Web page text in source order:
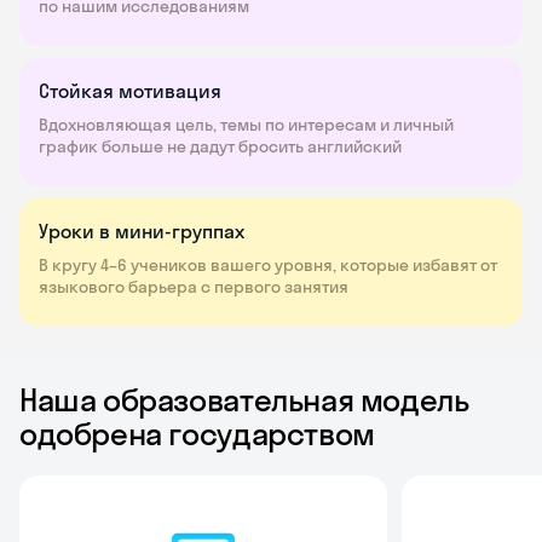
по нашим исследованиям
Стойкая мотивация
Вдохновляющая цель, темы по интересам и личный
график больше не дадут бросить английский
Уроки в мини-группах
В кругу 4–6 учеников вашего уровня, которые избавят от
языкового барьера с первого занятия
Наша образовательная модель
одобрена государством